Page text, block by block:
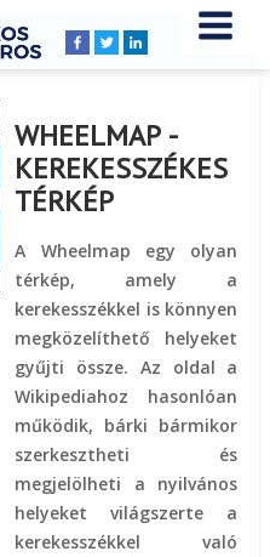
WHEELMAP -
KEREKESSZÉKES
TÉRKÉP
A Wheelmap egy olyan
térkép, amely a
kerekesszékkel is könnyen
megközelíthető helyeket
gyűjti össze. Az oldal a
Wikipediahoz hasonlóan
működik, bárki bármikor
szerkesztheti és
megjelölheti a nyilvános
helyeket világszerte a
kerekesszékkel való